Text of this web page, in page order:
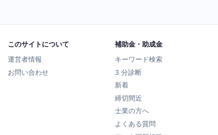
このサイトについて
運営者情報
お問い合わせ
補助金・助成金
キーワード検索
3 分診断
新着
締切間近
士業の方へ
よくある質問